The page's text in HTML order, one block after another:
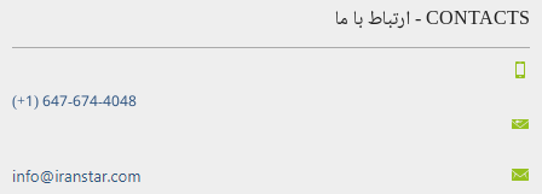
CONTACTS - ارتباط با ما
(+1) 647-674-4048